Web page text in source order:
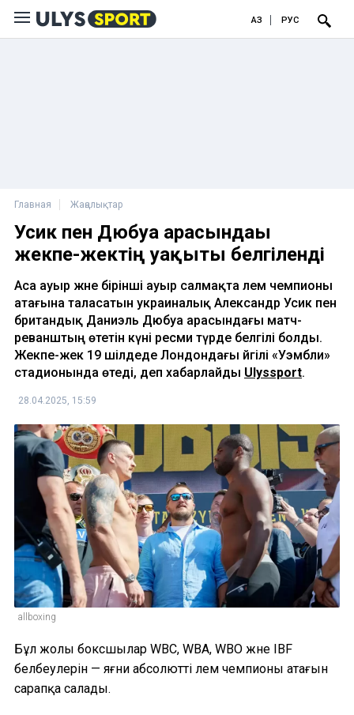
ҚАЗ РУС
Главная Жаңалықтар
Усик пен Дюбуа арасындағы
жекпе-жектің уақыты белгіленді
Аса ауыр және бірінші ауыр салмақта әлем чемпионы
атағына таласатын украиналық Александр Усик пен
британдық Даниэль Дюбуа арасындағы матч-
реванштың өтетін күні ресми түрде белгілі болды.
Жекпе-жек 19 шілдеде Лондондағы әйгілі «Уэмбли»
стадионында өтеді, деп хабарлайды Ulyssport.
28.04.2025, 15:59
allboxing
Бұл жолы боксшылар WBC, WBA, WBO және IBF
белбеулерін — яғни абсолютті әлем чемпионы атағын
сарапқа салады.